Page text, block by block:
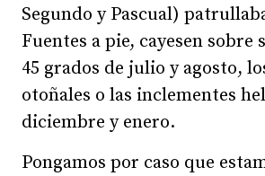
Segundo y Pascual)
Fuentes a pie, cayesen sobre
45 grados de julio y agosto,
otoñales o las inclementes
diciembre y enero.
Pongamos por caso que